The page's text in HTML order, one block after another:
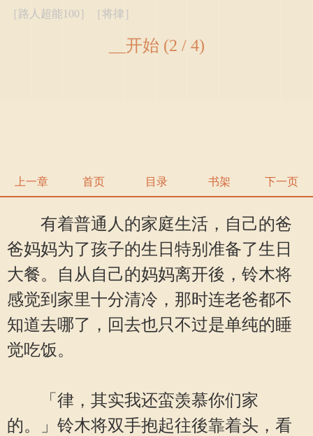
［路人超能100］［将律］
__开始 (2 / 4)
上一章 首页 目录 书架 下一页
有着普通人的家庭生活，自己的爸
爸妈妈为了孩子的生日特别准备了生日
大餐。自从自己的妈妈离开後，铃木将
感觉到家里十分清冷，那时连老爸都不
知道去哪了，回去也只不过是单纯的睡
觉吃饭。
「律，其实我还蛮羡慕你们家
的。」铃木将双手抱起往後靠着头，看